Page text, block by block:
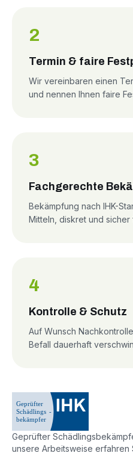
2
Termin & faire
Wir vereinbaren einen
und nennen Ihnen faire
3
Fachgerechte
Bekämpfung nach IHK-
Mitteln, diskret und sicher
4
Kontrolle & Schutz
Auf Wunsch
Befall dauerhaft
Geprüfter
unsere Arbeitsweise erfahren